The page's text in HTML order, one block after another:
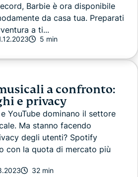
Barbie è ora disponibile
da casa tua. Preparati
a ti...
5 min
a confronto:
e privacy
YouTube dominano il settore
Ma stanno facendo
degli utenti? Spotify
con la quota di mercato più
32 min